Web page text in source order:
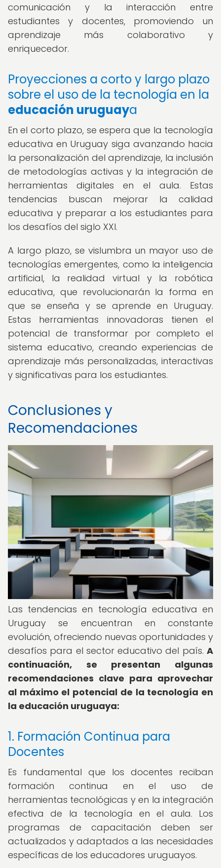
comunicación y la interacción entre
estudiantes y docentes, promoviendo un
aprendizaje más colaborativo y
enriquecedor.
Proyecciones a corto y largo plazo
sobre el uso de la tecnología en la
educación uruguaya
En el corto plazo, se espera que la tecnología
educativa en Uruguay siga avanzando hacia
la personalización del aprendizaje, la inclusión
de metodologías activas y la integración de
herramientas digitales en el aula. Estas
tendencias buscan mejorar la calidad
educativa y preparar a los estudiantes para
los desafíos del siglo XXI.
A largo plazo, se vislumbra un mayor uso de
tecnologías emergentes, como la inteligencia
artificial, la realidad virtual y la robótica
educativa, que revolucionarán la forma en
que se enseña y se aprende en Uruguay.
Estas herramientas innovadoras tienen el
potencial de transformar por completo el
sistema educativo, creando experiencias de
aprendizaje más personalizadas, interactivas
y significativas para los estudiantes.
Conclusiones y
Recomendaciones
Las tendencias en tecnología educativa en
Uruguay se encuentran en constante
evolución, ofreciendo nuevas oportunidades y
desafíos para el sector educativo del país. A
continuación, se presentan algunas
recomendaciones clave para aprovechar
al máximo el potencial de la tecnología en
la educación uruguaya:
1. Formación Continua para
Docentes
Es fundamental que los docentes reciban
formación continua en el uso de
herramientas tecnológicas y en la integración
efectiva de la tecnología en el aula. Los
programas de capacitación deben ser
actualizados y adaptados a las necesidades
específicas de los educadores uruguayos.